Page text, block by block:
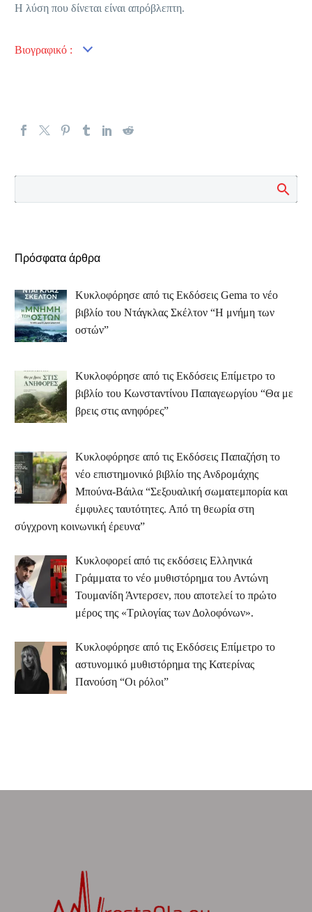
Η λύση που δίνεται είναι απρόβλεπτη.
Βιογραφικό :
Πρόσφατα άρθρα
Κυκλοφόρησε από τις Εκδόσεις Gema το νέο
βιβλίο του Ντάγκλας Σκέλτον “Η μνήμη των
οστών”
Κυκλοφόρησε από τις Εκδόσεις Επίμετρο το
βιβλίο του Κωνσταντίνου Παπαγεωργίου “Θα με
βρεις στις ανηφόρες”
Κυκλοφόρησε από τις Εκδόσεις Παπαζήση το
νέο επιστημονικό βιβλίο της Ανδρομάχης
Μπούνα-Βάιλα “Σεξουαλική σωματεμπορία και
έμφυλες ταυτότητες. Από τη θεωρία στη
σύγχρονη κοινωνική έρευνα”
Κυκλοφορεί από τις εκδόσεις Ελληνικά
Γράμματα το νέο μυθιστόρημα του Αντώνη
Τουμανίδη Άντερσεν, που αποτελεί το πρώτο
μέρος της «Τριλογίας των Δολοφόνων».
Κυκλοφόρησε από τις Εκδόσεις Επίμετρο το
αστυνομικό μυθιστόρημα της Κατερίνας
Πανούση “Οι ρόλοι”